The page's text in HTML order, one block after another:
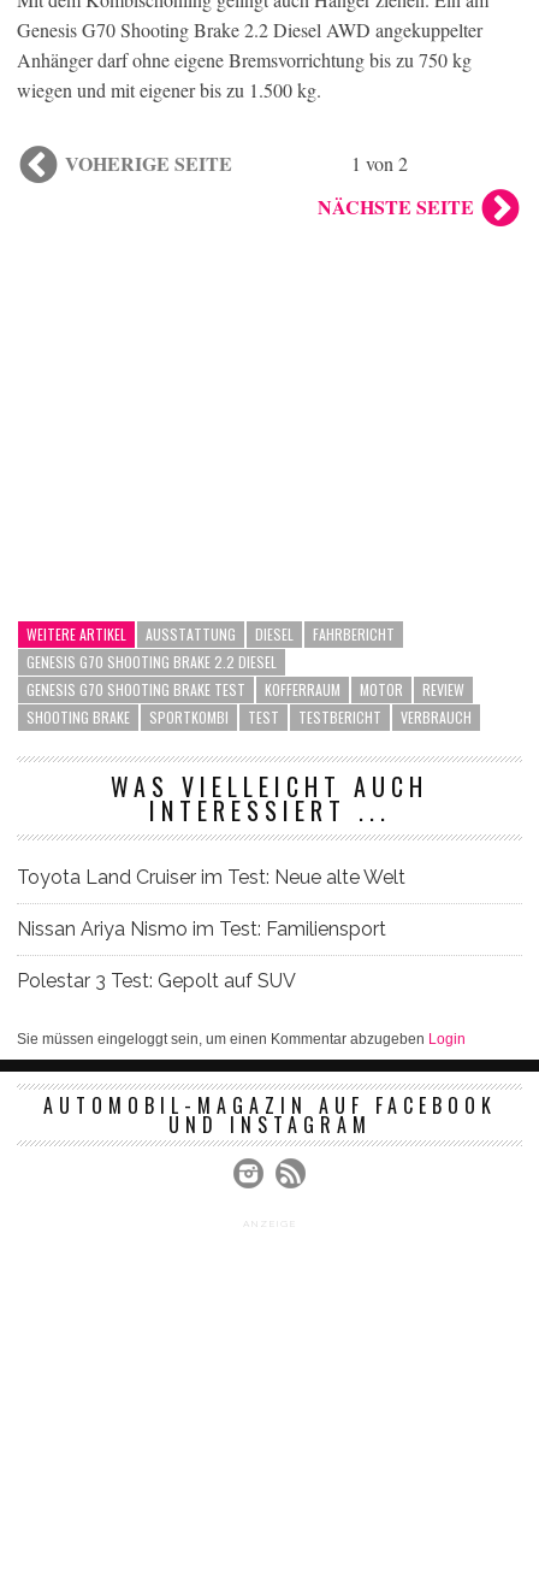
Genesis G70 Shooting Brake 2.2 Diesel AWD angekuppelter
Anhänger darf ohne eigene Bremsvorrichtung bis zu 750 kg
wiegen und mit eigener bis zu 1.500 kg.
VOHERIGE SEITE 1 von 2
NÄCHSTE SEITE
WEITERE ARTIKEL AUSSTATTUNG DIESEL
FAHRBERICHT
GENESIS G70 SHOOTING BRAKE 2.2 DIESEL
GENESIS G70 SHOOTING BRAKE TEST
KOFFERRAUM MOTOR
REVIEW
SHOOTING BRAKE
SPORTKOMBI TEST TESTBERICHT VERBRAUCH
WAS VIELLEICHT AUCH
INTERESSIERT ...
Toyota Land Cruiser im Test: Neue alte Welt
Nissan Ariya Nismo im Test: Familiensport
Polestar 3 Test: Gepolt auf SUV
Sie müssen eingeloggt sein, um einen Kommentar abzugeben Login
AUTOMOBIL-MAGAZIN AUF FACEBOOK
UND INSTAGRAM
ANZEIGE